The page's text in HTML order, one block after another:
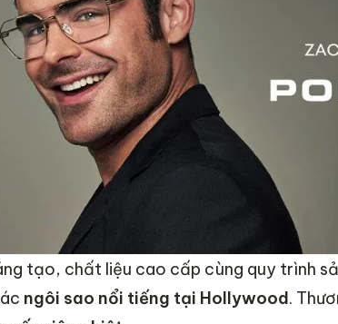
tạo, chất liệu cao cấp cùng quy trình
ngôi sao nổi tiếng tại Hollywood.